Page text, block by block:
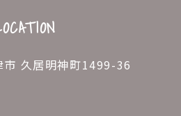
久居明神町1499-36